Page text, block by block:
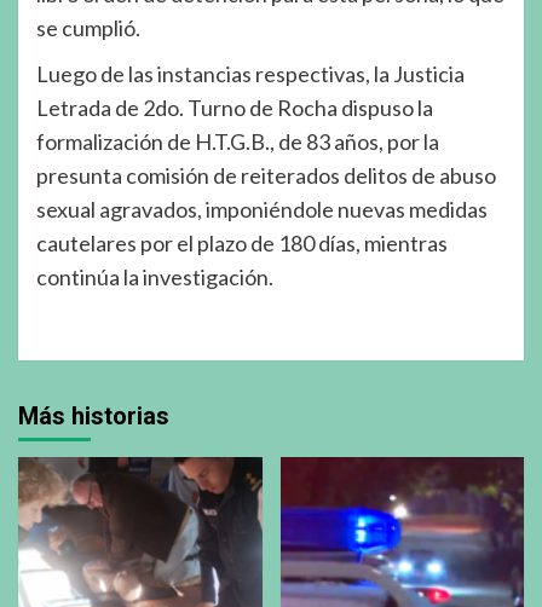
se cumplió.
Luego de las instancias respectivas, la Justicia
Letrada de 2do. Turno de Rocha dispuso la
formalización de H.T.G.B., de 83 años, por la
presunta comisión de reiterados delitos de abuso
sexual agravados, imponiéndole nuevas medidas
cautelares por el plazo de 180 días, mientras
continúa la investigación.
Más historias